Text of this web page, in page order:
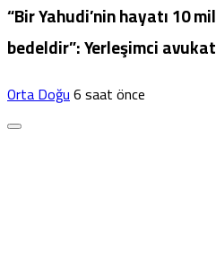
“Bir Yahudi’nin hayatı 10
bedeldir”: Yerleşimci
Orta Doğu6 saat önce